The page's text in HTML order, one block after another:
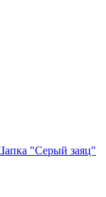
"Серый заяц"